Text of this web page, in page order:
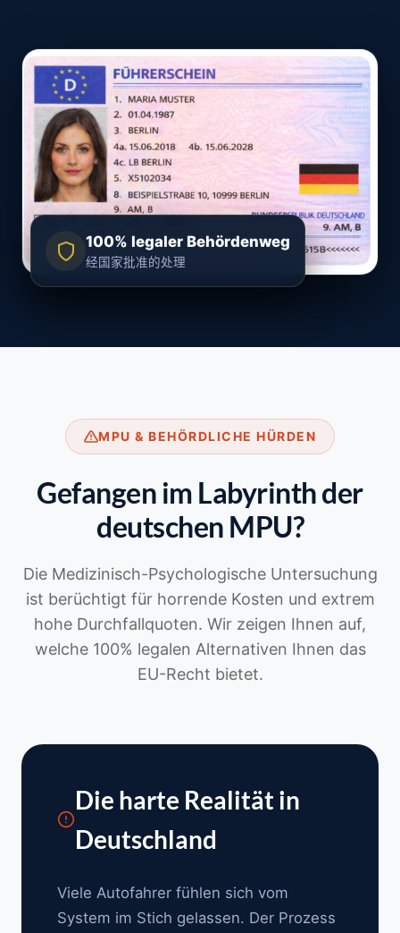
100% legaler Behördenweg
经国家批准的处理
MPU & BEHÖRDLICHE HÜRDEN
Gefangen im Labyrinth der
deutschen MPU?
Die Medizinisch-Psychologische Untersuchung
ist berüchtigt für horrende Kosten und extrem
hohe Durchfallquoten. Wir zeigen Ihnen auf,
welche 100% legalen Alternativen Ihnen das
EU-Recht bietet.
Die harte Realität in
Deutschland
Viele Autofahrer fühlen sich vom
System im Stich gelassen. Der Prozess